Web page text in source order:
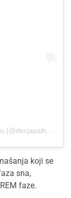
koji se
sna,
faze.